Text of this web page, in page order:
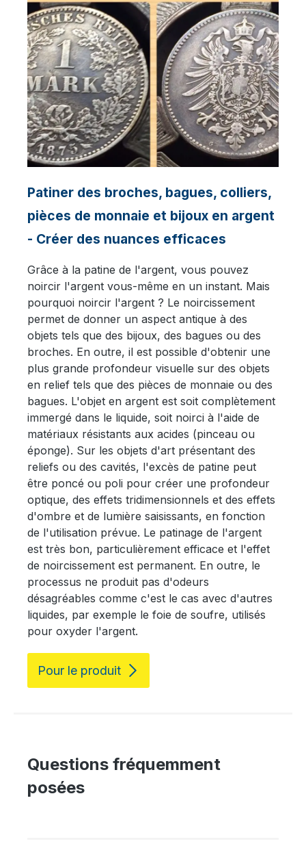
Patiner des broches, bagues, colliers,
pièces de monnaie et bijoux en argent
- Créer des nuances efficaces
Grâce à la patine de l'argent, vous pouvez
noircir l'argent vous-même en un instant. Mais
pourquoi noircir l'argent ? Le noircissement
permet de donner un aspect antique à des
objets tels que des bijoux, des bagues ou des
broches. En outre, il est possible d'obtenir une
plus grande profondeur visuelle sur des objets
en relief tels que des pièces de monnaie ou des
bagues. L'objet en argent est soit complètement
immergé dans le liquide, soit noirci à l'aide de
matériaux résistants aux acides (pinceau ou
éponge). Sur les objets d'art présentant des
reliefs ou des cavités, l'excès de patine peut
être poncé ou poli pour créer une profondeur
optique, des effets tridimensionnels et des effets
d'ombre et de lumière saisissants, en fonction
de l'utilisation prévue. Le patinage de l'argent
est très bon, particulièrement efficace et l'effet
de noircissement est permanent. En outre, le
processus ne produit pas d'odeurs
désagréables comme c'est le cas avec d'autres
liquides, par exemple le foie de soufre, utilisés
pour oxyder l'argent.
Pour le produit
Questions fréquemment
posées